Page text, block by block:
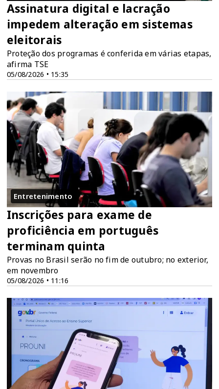
05/08/2026 • 15:35
Assinatura digital e lacração
impedem alteração em sistemas
eleitorais
Proteção dos programas é conferida em várias etapas,
afirma TSE
Entretenimento
05/08/2026 • 11:16
Inscrições para exame de
proficiência em português
terminam quinta
Provas no Brasil serão no fim de outubro; no exterior,
em novembro